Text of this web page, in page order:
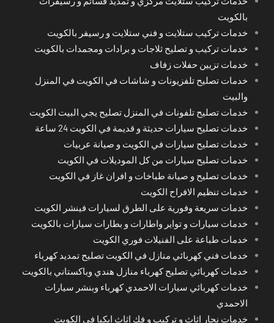
بالكويت
خدمات تركيب ستلايت و فني ستلايت و رسيفر بالكويت
خدمات تركيب و تصليح ثلاجات و برادات ومجمدات بالكويت
خدمات تزيين حفلات زفاف
خدمات تصليح تلفزيونات و شاشات في الكويت في المنزل
والبيت
خدمات تصليح تلفونات في المنزل تصليح يجي البيت الكويت
خدمات تصليح سيارات حديثة و قديمة في الكويت 24 ساعة
خدمات تصليح سيارات في الكويت و صيانة عربيات
خدمات تصليح سيارات من كل الموديلات في الكويت
خدمات تصليح و صيانة طباخات و افران غاز في الكويت
خدمات تنظيم الافراح الكويت
خدمات سريعة وفورية على الطرق لسيارات فينشر الكويت
خدمات سيارات و تواير واطارات و بطارات سيارات بالكويت
خدمات طباعة على الفنيلات فوري الكويت
خدمات فني كهربائي منازل في الكويت تصليح تمديد كهرباء
خدمات كهربائي تصليح كهرباء منازل هندي وباكستاني بالكويت
خدمات كهربائي سيارات الاحمدي كهرباء وبنشر سيارات
الاحمدي
خدمات نجار اثاث و تركيب و فك اثاث ايكيا في الكويت